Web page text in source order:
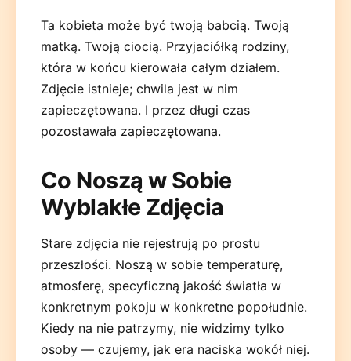
Ta kobieta może być twoją babcią. Twoją
matką. Twoją ciocią. Przyjaciółką rodziny,
która w końcu kierowała całym działem.
Zdjęcie istnieje; chwila jest w nim
zapieczętowana. I przez długi czas
pozostawała zapieczętowana.
Co Noszą w Sobie
Wyblakłe Zdjęcia
Stare zdjęcia nie rejestrują po prostu
przeszłości. Noszą w sobie temperaturę,
atmosferę, specyficzną jakość światła w
konkretnym pokoju w konkretne popołudnie.
Kiedy na nie patrzymy, nie widzimy tylko
osoby — czujemy, jak era naciska wokół niej.